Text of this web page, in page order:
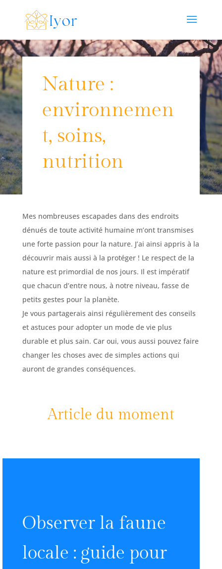
Nature :
environnemen
t, soins,
nutrition
Mes nombreuses escapades dans des endroits
dénués de toute activité humaine m’ont transmises
une forte passion pour la nature. J’ai ainsi appris à la
découvrir mais aussi à la protéger ! Le respect de la
nature est primordial de nos jours. Il est impératif
que chacun d’entre nous, à notre niveau, fasse de
petits gestes pour la planète.
Je vous partagerais ainsi régulièrement des conseils
et astuces pour adopter un mode de vie plus
durable et plus sain. Car oui, vous aussi pouvez faire
changer les choses avec de simples actions qui
auront de grandes conséquences.
Article du moment
Observer la faune
locale : guide pour